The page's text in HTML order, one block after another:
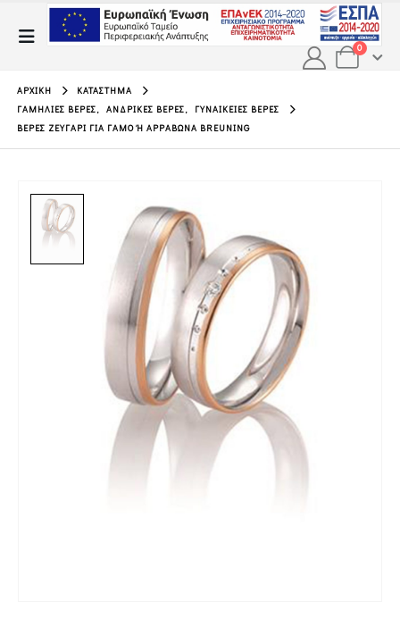
0
ΑΡΧΙΚΉ
ΚΑΤΆΣΤΗΜΑ
ΓΑΜΉΛΙΕΣ ΒΈΡΕΣ, ΑΝΔΡΙΚΈΣ ΒΈΡΕΣ,
ΓΥΝΑΙΚΕΊΕΣ ΒΈΡΕΣ
ΒΈΡΕΣ ΖΕΥΓΆΡΙ ΓΙΑ ΓΆΜΟ Ή ΑΡΡΑΒΏΝΑ BREUNING